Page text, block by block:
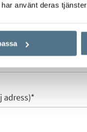
använt deras
adress)*